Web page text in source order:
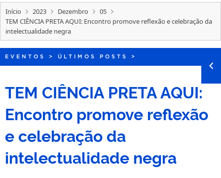
PORTARIAS
TELEFONES
Início 2023 Dezembro
05
TEM CIÊNCIA PRETA AQUI: Encontro promove reflexão e celebração da
intelectualidade negra
EVENTOS > ÚLTIMOS POSTS >
TEM CIÊNCIA PRETA AQUI:
Encontro promove reflexão
e celebração da
intelectualidade negra